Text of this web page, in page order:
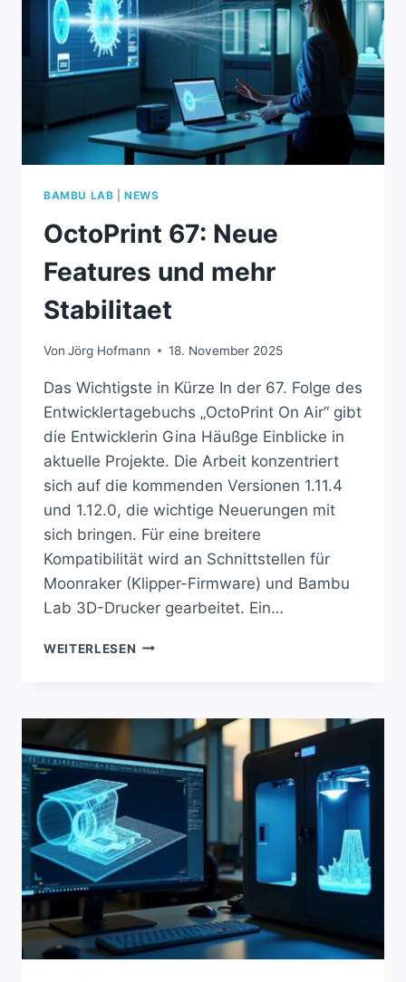
BAMBU LAB |NEWS
OctoPrint 67: Neue
Features und mehr
Stabilitaet
Von Jörg Hofmann 18. November 2025
Das Wichtigste in Kürze In der 67. Folge des
Entwicklertagebuchs „OctoPrint On Air“ gibt
die Entwicklerin Gina Häußge Einblicke in
aktuelle Projekte. Die Arbeit konzentriert
sich auf die kommenden Versionen 1.11.4
und 1.12.0, die wichtige Neuerungen mit
sich bringen. Für eine breitere
Kompatibilität wird an Schnittstellen für
Moonraker (Klipper-Firmware) und Bambu
Lab 3D-Drucker gearbeitet. Ein…
WEITERLESEN OCTOPRINT
UND
STABILITAET